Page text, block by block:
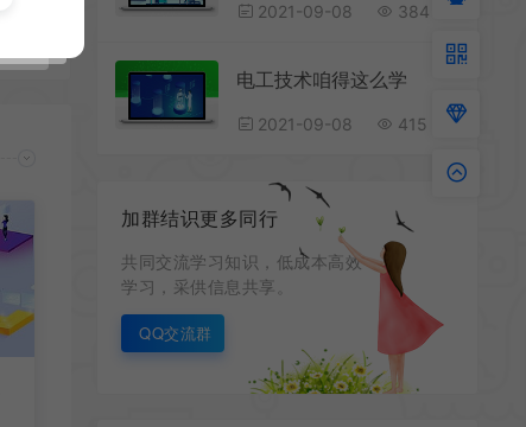
2021-09-08 384
电工技术咱得这么学
2021-09-08 415
加群结识更多同行
共同交流学习知识，低成本高效
学习，采供信息共享。
QQ交流群